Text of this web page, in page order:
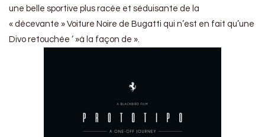
une belle sportive plus racée et séduisante de la
« décevante » Voiture Noire de Bugatti qui n’est en fait qu’une
Divo retouchée ‘ »à la façon de ».